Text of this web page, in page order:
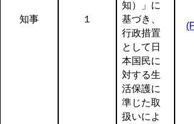
知事 １
知）」に
基づき、
行政措置
として日
本国民に
対する生
活保護に
準じた取
扱いによ